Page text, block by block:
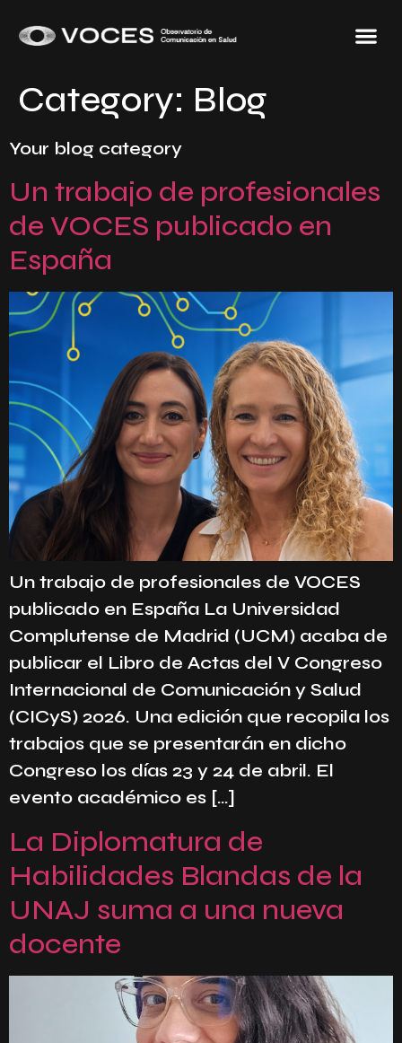
Category: Blog
Your blog category
Un trabajo de profesionales
de VOCES publicado en
España
Un trabajo de profesionales de VOCES
publicado en España La Universidad
Complutense de Madrid (UCM) acaba de
publicar el Libro de Actas del V Congreso
Internacional de Comunicación y Salud
(CICyS) 2026. Una edición que recopila los
trabajos que se presentarán en dicho
Congreso los días 23 y 24 de abril. El
evento académico es […]
La Diplomatura de
Habilidades Blandas de la
UNAJ suma a una nueva
docente